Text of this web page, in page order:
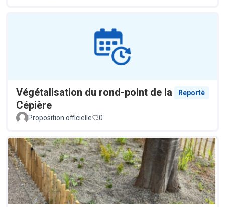
Végétalisation du rond-point de la
Cépière
Reporté
Proposition officielle 0